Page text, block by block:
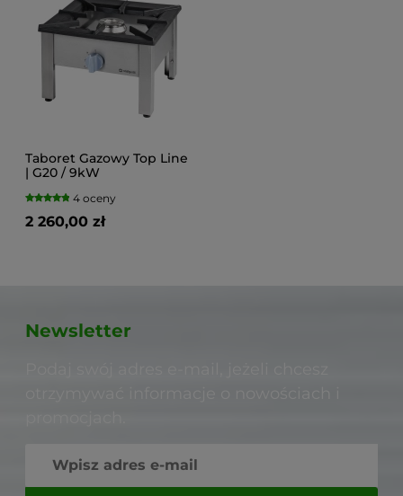
Taboret Gazowy Top Line
| G20 / 9kW
4 oceny
2 260,00 zł
Newsletter